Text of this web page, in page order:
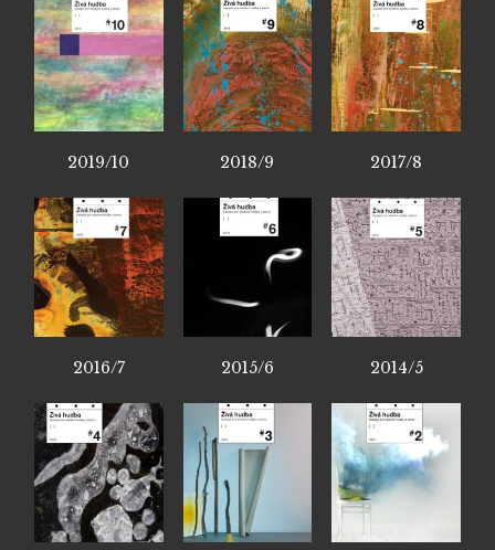
2019/10 2018/9 2017/8
2016/7 2015/6 2014/5